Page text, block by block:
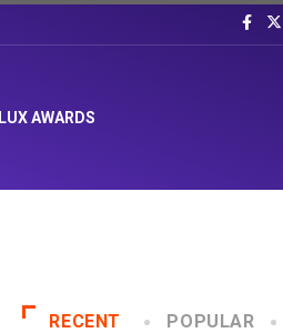
LUX AWARDS
RECENT POPULAR